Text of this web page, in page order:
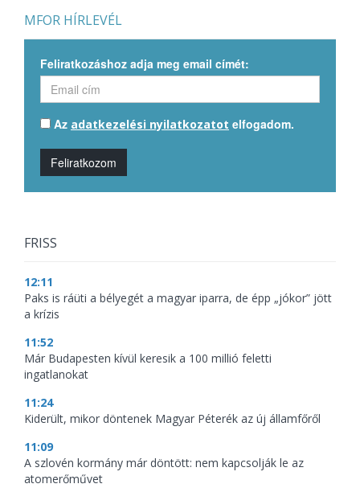
MFOR HÍRLEVÉL
Feliratkozáshoz adja meg email címét:
Az adatkezelési nyilatkozatot elfogadom.
Feliratkozom
FRISS
12:11
Paks is ráüti a bélyegét a magyar iparra, de épp „jókor” jött
a krízis
11:52
Már Budapesten kívül keresik a 100 millió feletti
ingatlanokat
11:24
Kiderült, mikor döntenek Magyar Péterék az új államfőről
11:09
A szlovén kormány már döntött: nem kapcsolják le az
atomerőművet